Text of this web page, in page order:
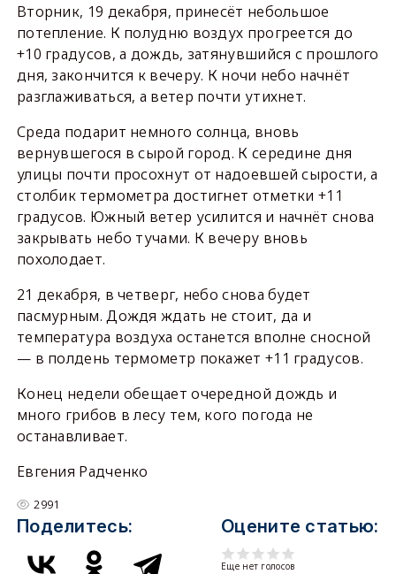
Вторник, 19 декабря, принесёт небольшое
потепление. К полудню воздух прогреется до
+10 градусов, а дождь, затянувшийся с прошлого
дня, закончится к вечеру. К ночи небо начнёт
разглаживаться, а ветер почти утихнет.
Среда подарит немного солнца, вновь
вернувшегося в сырой город. К середине дня
улицы почти просохнут от надоевшей сырости, а
столбик термометра достигнет отметки +11
градусов. Южный ветер усилится и начнёт снова
закрывать небо тучами. К вечеру вновь
похолодает.
21 декабря, в четверг, небо снова будет
пасмурным. Дождя ждать не стоит, да и
температура воздуха останется вполне сносной
— в полдень термометр покажет +11 градусов.
Конец недели обещает очередной дождь и
много грибов в лесу тем, кого погода не
останавливает.
Евгения Радченко
2991
Поделитесь: Оцените статью:
Еще нет голосов